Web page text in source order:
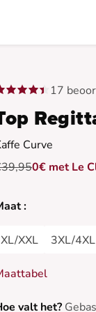
17
Curve
0€ met Le
:
XL/XXL 3XL/4XL
valt het?